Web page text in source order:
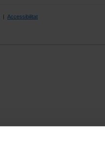
| Accessibilitat